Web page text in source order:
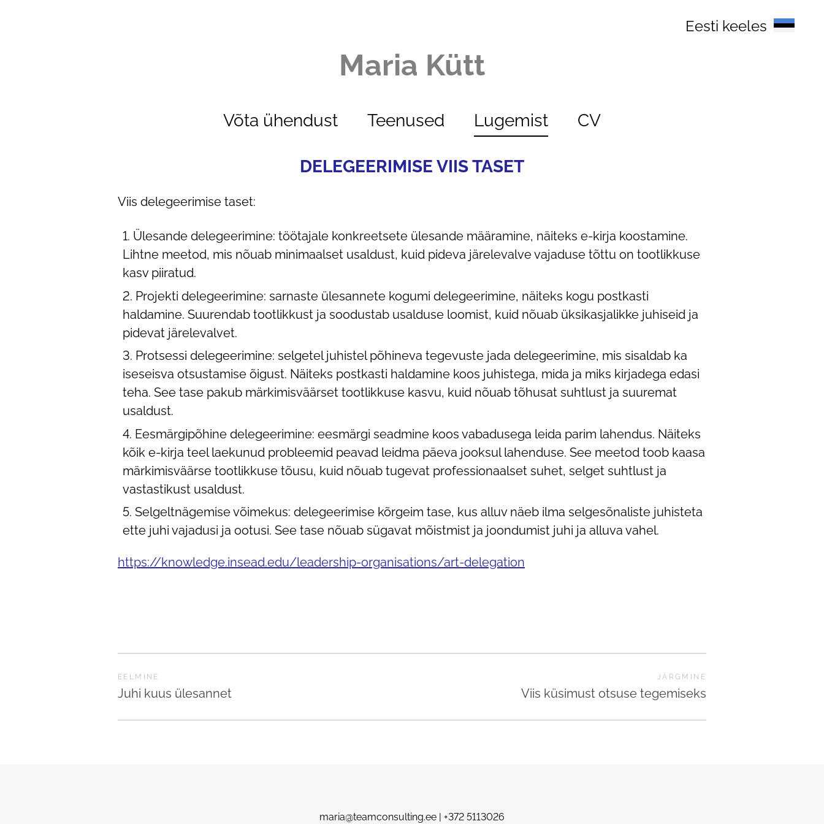
Maria Kütt
Eesti keeles
Võta ühendust Teenused Lugemist CV
DELEGEERIMISE VIIS TASET
Viis delegeerimise taset:
Ülesande delegeerimine: töötajale konkreetsete ülesande määramine, näiteks e-kirja koostamine.
Lihtne meetod, mis nõuab minimaalset usaldust, kuid pideva järelevalve vajaduse tõttu on tootlikkuse
kasv piiratud.
Projekti delegeerimine: sarnaste ülesannete kogumi delegeerimine, näiteks kogu postkasti
haldamine. Suurendab tootlikkust ja soodustab usalduse loomist, kuid nõuab üksikasjalikke juhiseid ja
pidevat järelevalvet.
Protsessi delegeerimine: selgetel juhistel põhineva tegevuste jada delegeerimine, mis sisaldab ka
iseseisva otsustamise õigust. Näiteks postkasti haldamine koos juhistega, mida ja miks kirjadega edasi
teha. See tase pakub märkimisväärset tootlikkuse kasvu, kuid nõuab tõhusat suhtlust ja suuremat
usaldust.
Eesmärgipõhine delegeerimine: eesmärgi seadmine koos vabadusega leida parim lahendus. Näiteks
kõik e-kirja teel laekunud probleemid peavad leidma päeva jooksul lahenduse. See meetod toob kaasa
märkimisväärse tootlikkuse tõusu, kuid nõuab tugevat professionaalset suhet, selget suhtlust ja
vastastikust usaldust.
Selgeltnägemise võimekus: delegeerimise kõrgeim tase, kus alluv näeb ilma selgesõnaliste juhisteta
ette juhi vajadusi ja ootusi. See tase nõuab sügavat mõistmist ja joondumist juhi ja alluva vahel.
https://knowledge.insead.edu/leadership-organisations/art-delegation
EELMINE
Juhi kuus ülesannet
JÄRGMINE
Viis küsimust otsuse tegemiseks
maria@teamconsulting.ee | +372 5113026